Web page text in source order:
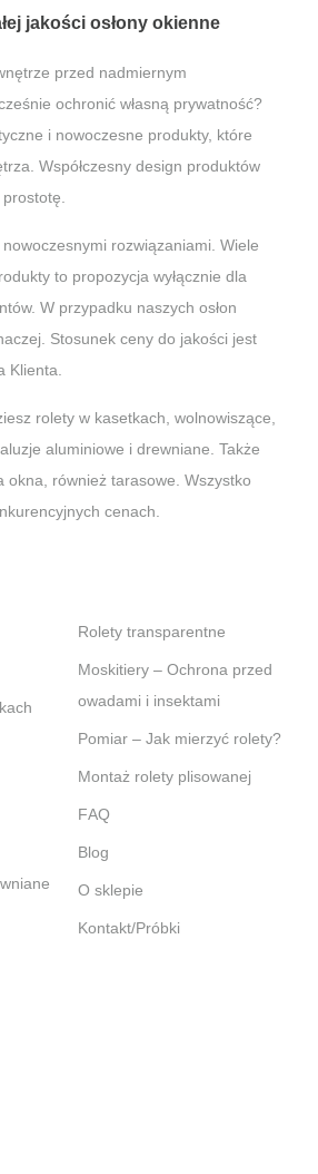
jakości osłony okienne
przed nadmiernym
ochronić własną prywatność?
i nowoczesne produkty, które
Współczesny design produktów
rozwiązaniami. Wiele
to propozycja wyłącznie dla
W przypadku naszych osłon
Stosunek ceny do jakości jest
Klienta.
rolety w kasetkach, wolnowiszące,
aluminiowe i drewniane. Także
okna, również tarasowe. Wszystko
cenach.
Rolety transparentne
Moskitiery – Ochrona przed
owadami i insektami
Pomiar – Jak mierzyć rolety?
Montaż rolety plisowanej
FAQ
Blog
O sklepie
Kontakt/Próbki